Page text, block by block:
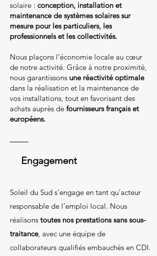
solaire : conception, installation et
maintenance de systèmes solaires sur
mesure pour les particuliers, les
professionnels et les collectivités.
Nous plaçons l’économie locale au cœur
de notre activité. Grâce à notre proximité,
nous garantissons une réactivité optimale
dans la réalisation et la maintenance de
vos installations, tout en favorisant des
achats auprès de fournisseurs français et
européens.
Engagement
Soleil du Sud s’engage en tant qu’acteur
responsable de l’emploi local. Nous
réalisons toutes nos prestations sans sous-
traitance, avec une équipe de
collaborateurs qualifiés embauchés en CDI.